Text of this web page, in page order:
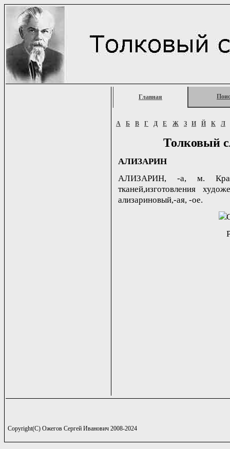
Главная
А Б В Г Д Е Ж З И Й К Л
Толковый
АЛИЗАРИН
АЛИЗАРИН, -а, м.
тканей,изготовления
ализариновый,-ая, -ое.
Copyright(C) Ожегов Сергей Иванович 2008-2024